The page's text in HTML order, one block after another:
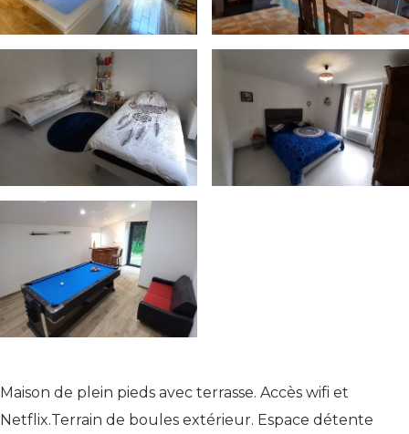
Maison de plein pieds avec terrasse. Accès wifi et
Netflix.Terrain de boules extérieur. Espace détente